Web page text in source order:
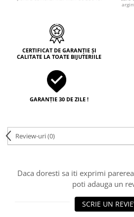
CERTIFICAT DE GARANȚIE ȘI
CALITATE LA TOATE BIJUTERIILE
GARANȚIE 30 DE ZILE !
Review-uri(0)
Daca doresti sa iti exprimi
poti adauga un
SCRIE UN